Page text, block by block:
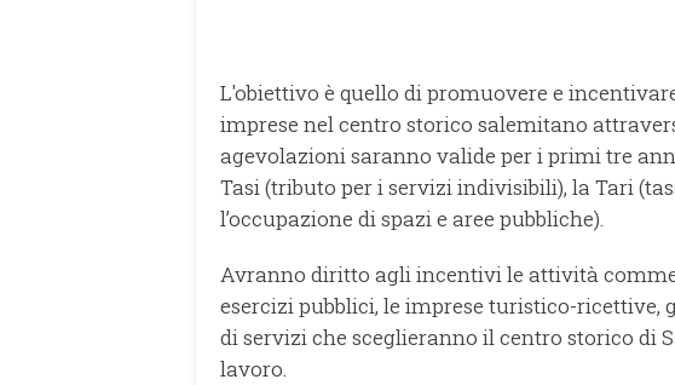
L'obiettivo è quello di promuovere e
imprese nel centro storico salemitano
agevolazioni saranno valide per i primi tre
Tasi (tributo per i servizi indivisibili), la Tari
l’occupazione di spazi e aree pubbliche).
Avranno diritto agli incentivi le attività
esercizi pubblici, le imprese turistico-ricettive,
di servizi che sceglieranno il centro storico di
lavoro.